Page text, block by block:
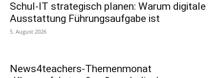
Schul-IT strategisch planen: Warum digitale
Ausstattung Führungsaufgabe ist
5. August 2026
News4teachers-Themenmonat